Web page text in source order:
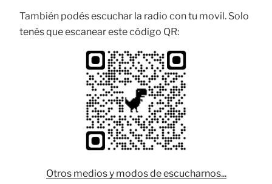
También podés escuchar la radio con tu movil. Solo
tenés que escanear este código QR:
Otros medios y modos de escucharnos...